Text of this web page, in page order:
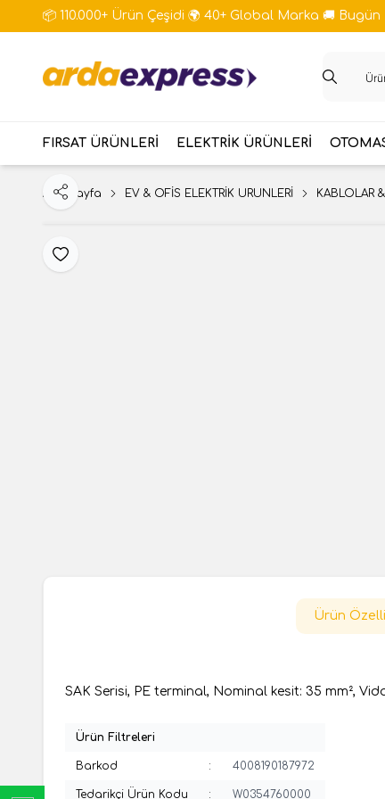
📦 110.000+ Ürün Çeşidi 🌍 40+ Global Marka 🚚
FIRSAT ÜRÜNLERİ ELEKTRİK ÜRÜNLERİ
Ana Sayfa EV & OFİS ELEKTRİK ÜRÜNLERİ KABLOLAR
Favoriye Ekle
Paylaş
Ürün
SAK Serisi, PE terminal, Nominal kesit: 35 mm²,
Ürün Filtreleri
Barkod : 4008190187972
Tedarikçi Ürün Kodu : W0354760000